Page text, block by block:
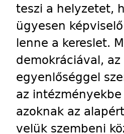
teszi a helyzetet,
ügyesen
lenne a kereslet.
demokráciával,
egyenlőséggel
az
azoknak az
velük szembeni